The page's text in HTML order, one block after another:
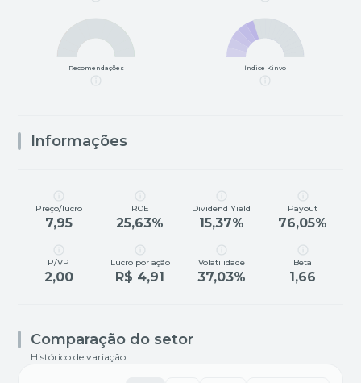
Recomendações Índice Kinvo
Informações
Preço/lucro
7,95
ROE
25,63%
Dividend Yield
15,37%
Payout
76,05%
P/VP
2,00
Lucro por ação
R$ 4,91
Volatilidade
37,03%
Beta
1,66
Comparação do setor
Histórico de variação